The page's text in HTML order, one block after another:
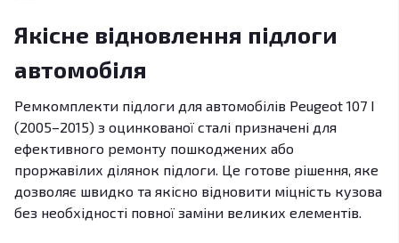
Якісне відновлення підлоги
автомобіля
Ремкомплекти підлоги для автомобілів Peugeot 107 І
(2005–2015) з оцинкованої сталі призначені для
ефективного ремонту пошкоджених або
проржавілих ділянок підлоги. Це готове рішення, яке
дозволяє швидко та якісно відновити міцність кузова
без необхідності повної заміни великих елементів.